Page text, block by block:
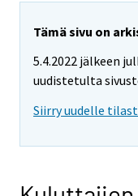
Tämä sivu on
5.4.2022 jälkeen
uudistetulta
Siirry uudelle